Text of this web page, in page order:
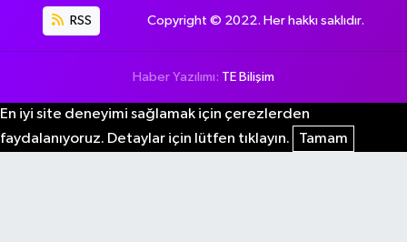
RSS Copyright © 2022. Her hakkı saklıdır.
Haber Yazılımı: TE Bilişim
En iyi site deneyimi sağlamak için çerezlerden
faydalanıyoruz. Detaylar için lütfen tıklayın.
Tamam